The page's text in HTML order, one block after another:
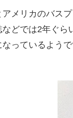
メリカのバス
などでは2年ぐ
なっているよう